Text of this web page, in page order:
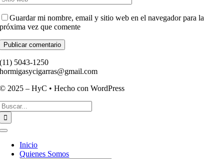
Guardar mi nombre, email y sitio web en el navegador para la
próxima vez que comente
(11) ­5043-1250
hormigasycigarras@gmail.com
© 2025 – HyC • Hecho con WordPress
Toggle
Navigation
Inicio
Quienes Somos